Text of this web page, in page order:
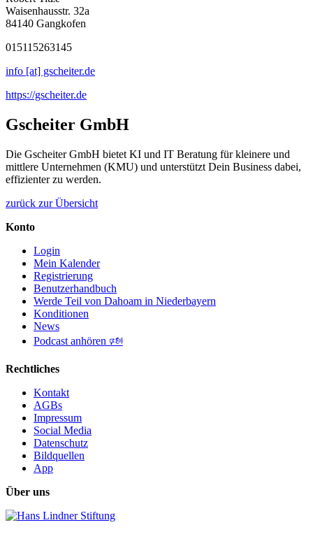
Waisenhausstr. 32a
84140 Gangkofen
015115263145
info [at] gscheiter.de
https://gscheiter.de
Gscheiter GmbH
Die Gscheiter GmbH bietet KI und IT Beratung für kleinere und
mittlere Unternehmen (KMU) und unterstützt Dein Business dabei,
effizienter zu werden.
zurück zur Übersicht
Konto
Login
Mein Kalender
Registrierung
Benutzerhandbuch
Werde Teil von Dahoam in Niederbayern
Konditionen
News
Podcast anhören 🕬
Rechtliches
Kontakt
AGBs
Impressum
Social Media
Datenschutz
Bildquellen
App
Über uns